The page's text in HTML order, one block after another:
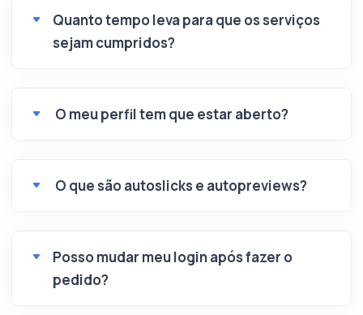
Quanto tempo leva para que os serviços
sejam cumpridos?
O meu perfil tem que estar aberto?
O que são autoslicks e autopreviews?
Posso mudar meu login após fazer o
pedido?